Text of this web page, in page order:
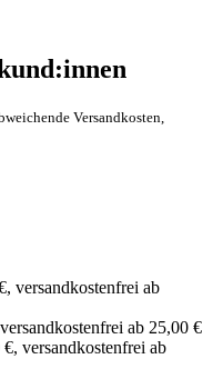
Versandkosten,
versandkostenfrei ab
ab 25,00 €
versandkostenfrei ab